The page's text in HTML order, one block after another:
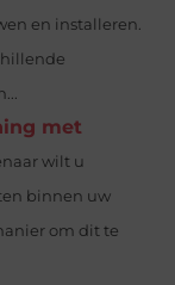
en installeren.
met
wilt u
binnen uw
om dit te